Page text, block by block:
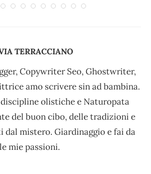
TERRACCIANO
Copywriter Seo, Ghostwriter,
amo scrivere sin ad bambina.
olistiche e Naturopata
del buon cibo, delle tradizioni e
dal mistero. Giardinaggio e fai da
mie passioni.